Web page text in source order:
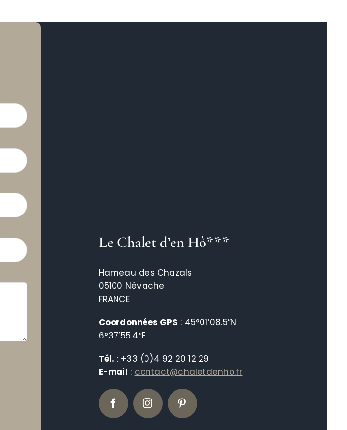
Le Chalet d’en Hô***
Hameau des Chazals
05100 Névache
FRANCE
Coordonnées GPS : 45°01’08.5″N
6°37’55.4″E
Tél. : +33 (0)4 92 20 12 29
E-mail : contact@chaletdenho.fr